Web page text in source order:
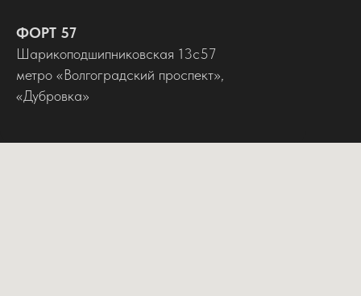
ФОРТ 57
Шарикоподшипниковская 13с57
метро «Волгоградский проспект»,
«Дубровка»